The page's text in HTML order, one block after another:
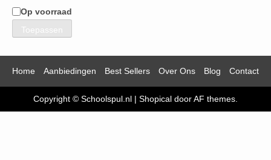
Beschikbaarheid
Op voorraad
Toepassen
Home Aanbiedingen Best Sellers Over Ons Blog Contact
Copyright © Schoolspul.nl | Shopical door AF themes.